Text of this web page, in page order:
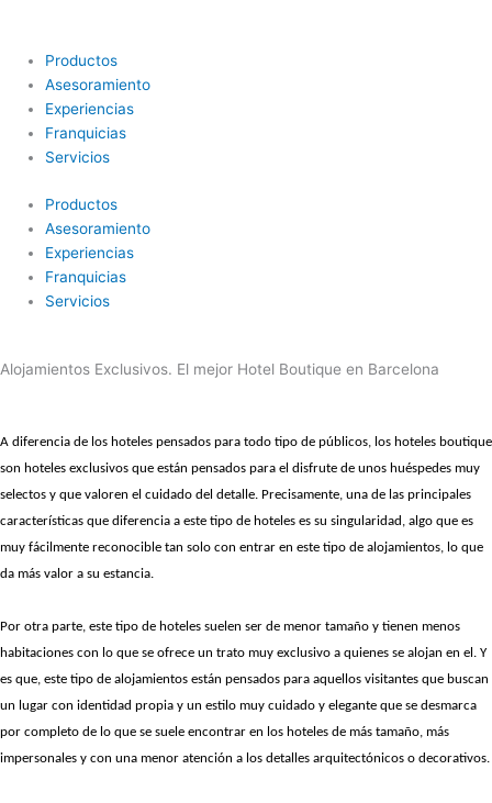
contenidoProductos
Asesoramiento
Experiencias
Franquicias
Servicios
Productos
Asesoramiento
Experiencias
Franquicias
Servicios
Alojamientos Exclusivos. El mejor Hotel Boutique en Barcelona
A diferencia de los hoteles pensados para todo tipo de públicos, los hoteles boutique
son hoteles exclusivos que están pensados para el disfrute de unos huéspedes muy
selectos y que valoren el cuidado del detalle. Precisamente, una de las principales
características que diferencia a este tipo de hoteles es su singularidad, algo que es
muy fácilmente reconocible tan solo con entrar en este tipo de alojamientos, lo que
da más valor a su estancia.
Por otra parte, este tipo de hoteles suelen ser de menor tamaño y tienen menos
habitaciones con lo que se ofrece un trato muy exclusivo a quienes se alojan en el. Y
es que, este tipo de alojamientos están pensados para aquellos visitantes que buscan
un lugar con identidad propia y un estilo muy cuidado y elegante que se desmarca
por completo de lo que se suele encontrar en los hoteles de más tamaño, más
impersonales y con una menor atención a los detalles arquitectónicos o decorativos.